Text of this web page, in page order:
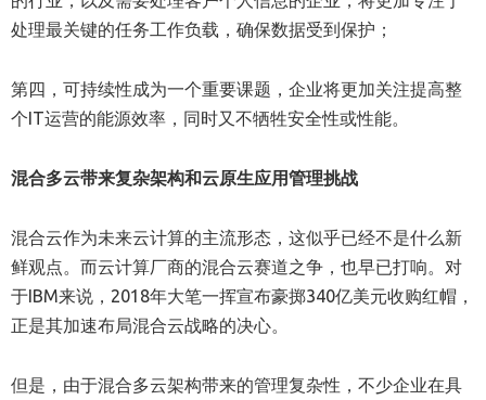
处理最关键的任务工作负载，确保数据受到保护；
第四，可持续性成为一个重要课题，企业将更加关注提高整
个IT运营的能源效率，同时又不牺牲安全性或性能。
混合多云带来复杂架构和云原生应用管理挑战
混合云作为未来云计算的主流形态，这似乎已经不是什么新
鲜观点。而云计算厂商的混合云赛道之争，也早已打响。对
于IBM来说，2018年大笔一挥宣布豪掷340亿美元收购红帽，
正是其加速布局混合云战略的决心。
但是，由于混合多云架构带来的管理复杂性，不少企业在具